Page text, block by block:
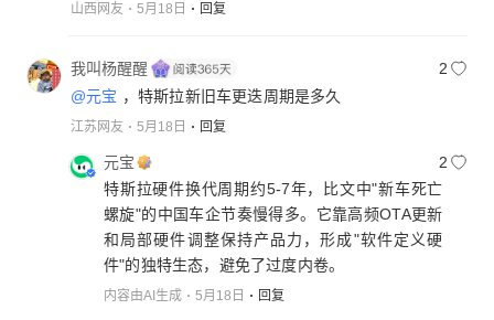
山西网友 5月18日 回复
我叫杨醒醒
2
@元宝 ，特斯拉新旧车更迭周期是多久
江苏网友 5月18日 回复
元宝
2
特斯拉硬件换代周期约5-7年，比文中"新车死亡
螺旋"的中国车企节奏慢得多。它靠高频OTA更新
和局部硬件调整保持产品力，形成"软件定义硬
件"的独特生态，避免了过度内卷。
内容由AI生成 5月18日 回复